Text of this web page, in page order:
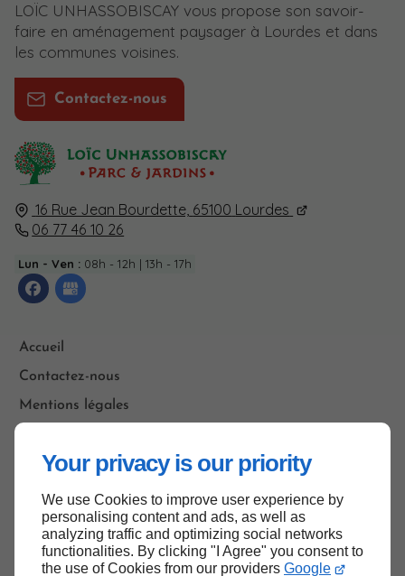
Your privacy is our priority
We use Cookies to improve user experience by
personalising content and ads, as well as
analyzing traffic and optimizing social networks
functionalities. By clicking "I Agree" you consent to
the use of Cookies from our providers Google
16 Rue Jean Bourdette, 65100 Lourdes
06 77 46 10 26
Lun - Ven : 08h - 12h | 13h - 17h
Accueil
Contactez-nous
Mentions légales
LOÏC UNHASSOBISCAY vous propose son savoir-
faire en aménagement paysager à Lourdes et dans
les communes voisines.
Contactez-nous
Haut de page